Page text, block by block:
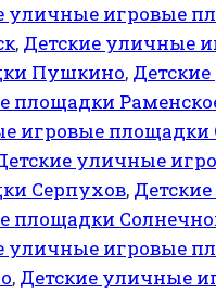
уличные игровые
, Детские уличные
Пушкино,
площадки
игровые площадки
уличные
Серпухов,
площадки
уличные игровые
, Детские уличные